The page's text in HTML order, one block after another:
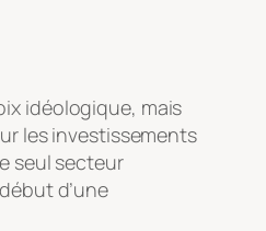
idéologique, mais
les investissements
seul secteur
d’une